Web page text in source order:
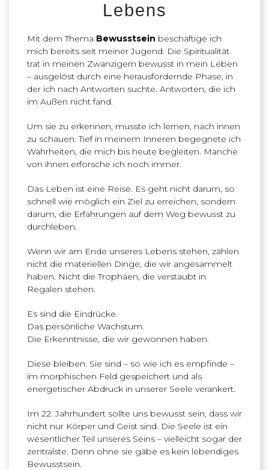
Lebens
Mit dem Thema Bewusstsein beschäftige ich
mich bereits seit meiner Jugend. Die Spiritualität
trat in meinen Zwanzigern bewusst in mein Leben
– ausgelöst durch eine herausfordernde Phase, in
der ich nach Antworten suchte. Antworten, die ich
im Außen nicht fand.
Um sie zu erkennen, musste ich lernen, nach innen
zu schauen. Tief in meinem Inneren begegnete ich
Wahrheiten, die mich bis heute begleiten. Manche
von ihnen erforsche ich noch immer.
Das Leben ist eine Reise. Es geht nicht darum, so
schnell wie möglich ein Ziel zu erreichen, sondern
darum, die Erfahrungen auf dem Weg bewusst zu
durchleben.
Wenn wir am Ende unseres Lebens stehen, zählen
nicht die materiellen Dinge, die wir angesammelt
haben. Nicht die Trophäen, die verstaubt in
Regalen stehen.
Es sind die Eindrücke.
Das persönliche Wachstum.
Die Erkenntnisse, die wir gewonnen haben.
Diese bleiben. Sie sind – so wie ich es empfinde –
im morphischen Feld gespeichert und als
energetischer Abdruck in unserer Seele verankert.
Im 22. Jahrhundert sollte uns bewusst sein, dass wir
nicht nur Körper und Geist sind. Die Seele ist ein
wesentlicher Teil unseres Seins – vielleicht sogar der
zentralste. Denn ohne sie gäbe es kein lebendiges
Bewusstsein.